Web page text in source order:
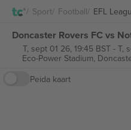
Sport Football EFL
T, sept 01 26, 19:45 BST- T,
Eco-Power Stadium,
Peida kaart